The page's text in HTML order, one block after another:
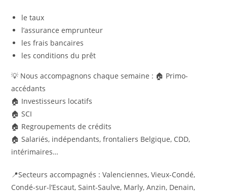
le taux
l’assurance emprunteur
les frais bancaires
les conditions du prêt
💡 Nous accompagnons chaque semaine : 🏠 Primo-
accédants
🏠 Investisseurs locatifs
🏠 SCI
🏠 Regroupements de crédits
🏠 Salariés, indépendants, frontaliers Belgique, CDD,
intérimaires…
📍Secteurs accompagnés : Valenciennes, Vieux-Condé,
Condé-sur-l’Escaut, Saint-Saulve, Marly, Anzin, Denain,